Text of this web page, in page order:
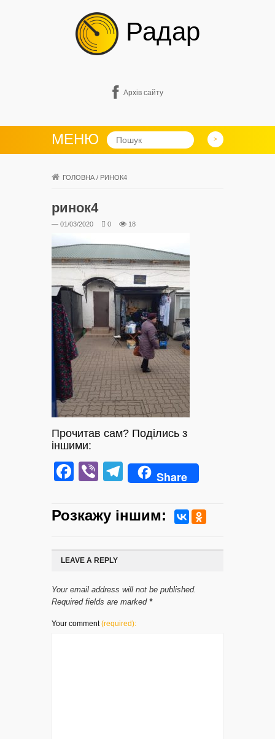
Радар
Архів сайту
МЕНЮ
ГОЛОВНА / РИНОК4
ринок4
— 01/03/2020 0 18
Прочитав сам? Поділись з
іншими:
Facebook
ViberTelegram
Share
Розкажу iншим:
LEAVE A REPLY
Your email address will not be published.
Required fields are marked *
Your comment(required):